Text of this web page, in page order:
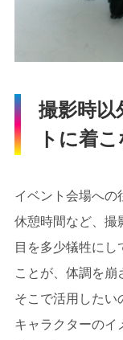
撮影時以
トに着
イベント会場への
休憩時間など、撮
目を多少犠牲にし
ことが、体調を崩
そこで活用したい
キャラクターのイ